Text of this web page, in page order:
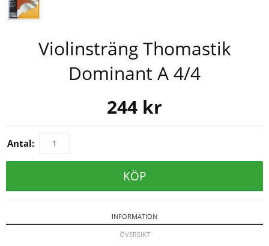
Violinsträng Thomastik
Dominant A 4/4
244 kr
Antal:
KÖP
INFORMATION
ÖVERSIKT